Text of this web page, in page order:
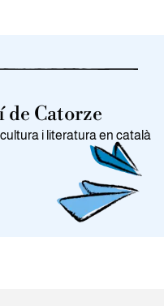
Catorze
i literatura en català